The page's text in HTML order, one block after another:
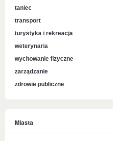
taniec
transport
turystyka i rekreacja
weterynaria
wychowanie fizyczne
zarządzanie
zdrowie publiczne
Miasta